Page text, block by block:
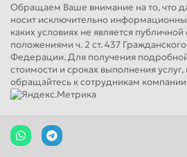
Обращаем Ваше внимание на то, что
носит исключительно
каких условиях не является
положениями ч. 2 ст. 437
Федерации. Для получения
стоимости и сроках выполнения услуг,
обращайтесь к сотрудникам